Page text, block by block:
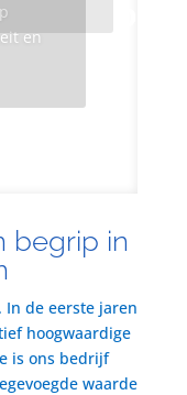
en
begrip in
In de eerste jaren
hoogwaardige
is ons bedrijf
waarde